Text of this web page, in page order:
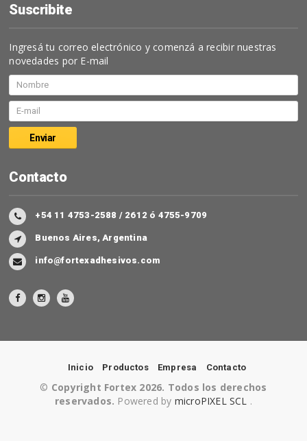
Suscribite
Ingresá tu correo electrónico y comenzá a recibir nuestras
novedades por E-mail
Contacto
+54 11 4753-2588 / 2612 ó 4755-9709
Buenos Aires, Argentina
info@fortexadhesivos.com
Inicio Productos Empresa Contacto
© Copyright Fortex 2026. Todos los derechos
reservados. Powered by microPIXEL SCL .